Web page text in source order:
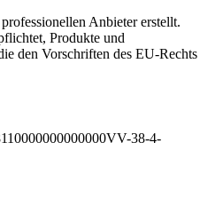
Anbieter erstellt.
Produkte und
den Vorschriften des EU-Rechts
38-4-